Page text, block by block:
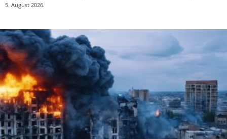
5. August 2026.